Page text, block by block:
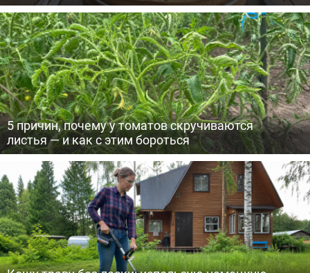
5 причин, почему у томатов скручиваются
листья — и как с этим бороться